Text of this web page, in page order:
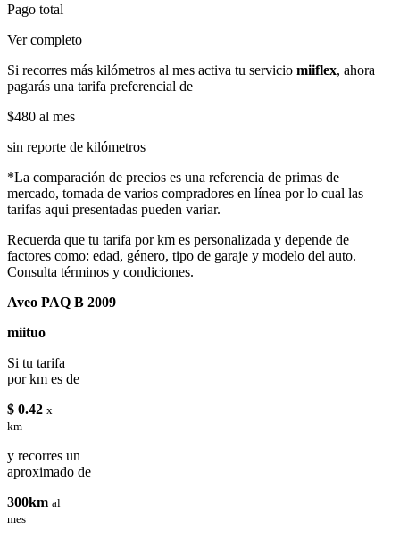
Pago total
Ver completo
Si recorres más kilómetros al mes activa tu servicio miiflex, ahora
pagarás una tarifa preferencial de
$480 al mes
sin reporte de kilómetros
*La comparación de precios es una referencia de primas de
mercado, tomada de varios compradores en línea por lo cual las
tarifas aqui presentadas pueden variar.
Recuerda que tu tarifa por km es personalizada y depende de
factores como: edad, género, tipo de garaje y modelo del auto.
Consulta términos y condiciones.
Aveo PAQ B 2009
miituo
Si tu tarifa
por km es de
$ 0.42 x
km
y recorres un
aproximado de
300km al
mes